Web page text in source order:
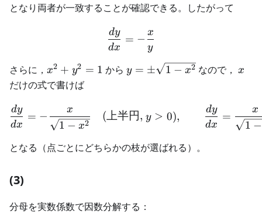
となり両者が一致することが確認できる。したがって
\displaystyle
dx
dy
= −
y
x
さらに， x^2+y^2=1
x2 + y2 = 1 からy=\pm\sqrt{1-
y = ± 1 − x2 なので，x
x
だけの式で書けば
\frac{dy}{dx} = -
dx
dy
= −
1 − x2
x
(上半円,y > 0),
dx
dy
=
1 −
x
となる（点ごとにどちらかの枝が選ばれる）。
(3)
分母を実数係数で因数分解する：